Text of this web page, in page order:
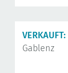
VERKAUFT:
Gablenz